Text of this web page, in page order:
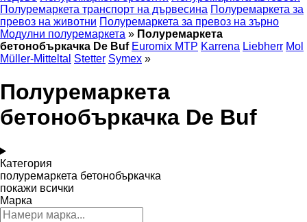
Полуремаркета транспорт на дървесина Полуремаркета за
превоз на животни Полуремаркета за превоз на зърно
Модулни полуремаркета » Полуремаркета
бетонобъркачка De Buf Euromix MTP Karrena Liebherr Mol
Müller-Mitteltal Stetter Symex »
Полуремаркета
бетонобъркачка De Buf
Категория
полуремаркета бетонобъркачка
покажи всички
Марка